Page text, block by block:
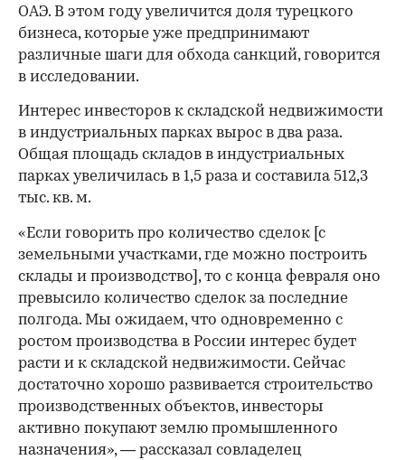
ОАЭ. В этом году увеличится доля турецкого
бизнеса, которые уже предпринимают
различные шаги для обхода санкций, говорится
в исследовании.
Интерес инвесторов к складской недвижимости
в индустриальных парках вырос в два раза.
Общая площадь складов в индустриальных
парках увеличилась в 1,5 раза и составила 512,3
тыс. кв. м.
00:00 / 00:00
«Если говорить про количество сделок [с
земельными участками, где можно построить
склады и производство], то с конца февраля оно
превысило количество сделок за последние
полгода. Мы ожидаем, что одновременно с
ростом производства в России интерес будет
расти и к складской недвижимости. Сейчас
достаточно хорошо развивается строительство
производственных объектов, инвесторы
активно покупают землю промышленного
назначения», — рассказал совладелец